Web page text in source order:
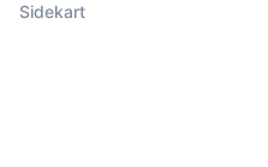
Sidekart